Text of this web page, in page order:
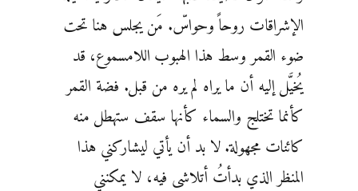
الإشراقات روحاً وحواسّ. مَن يجلس هنا تحت
ضوء القمر وسط هذا الهبوب اللامسموع، قد
يُخيَّل إليه أن ما يراه لم يره من قبل. فضة القمر
كأنما تختلج والسماء كأنها سقف ستهطل منه
كائنات مجهولة. لا بد أن يأتي ليشاركني هذا
المنظر الذي بدأتُ أتلاشى فيه، لا يمكنني